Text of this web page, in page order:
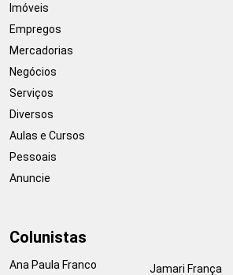
Imóveis
Empregos
Mercadorias
Negócios
Serviços
Diversos
Aulas e Cursos
Pessoais
Anuncie
Colunistas
Ana Paula Franco
Jamari França